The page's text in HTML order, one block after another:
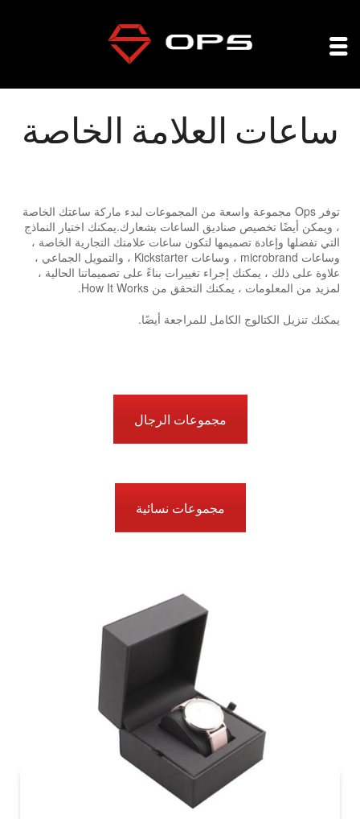
ساعات العلامة الخاصة
توفر Ops مجموعة واسعة من المجموعات لبدء ماركة ساعتك الخاصة
، ويمكن أيضًا تخصيص صناديق الساعات بشعارك.يمكنك اختيار النماذج
التي تفضلها وإعادة تصميمها لتكون ساعات علامتك التجارية الخاصة ،
وساعات microbrand ، وساعات Kickstarter ، والتمويل الجماعي ،
علاوة على ذلك ، يمكنك إجراء تغييرات بناءً على تصميماتنا الحالية ،
لمزيد من المعلومات ، يمكنك التحقق من How It Works.
يمكنك تنزيل الكتالوج الكامل للمراجعة أيضًا.
مجموعات الرجال
مجموعات نسائية